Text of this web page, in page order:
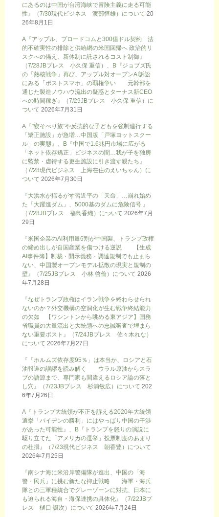
にあるのは中国が台湾海峡で冒険主義に走る可能
性』（7/30現代ビジネス 渡部恒雄）について 20
26年8月1日
A『アップル、ブロードコムと300億ドル契約 法
的不確実性の排除と供給網の米国回帰へ 政治的リ
スクへの備え、新体制に託されるコスト制御』
（7/28JBプレス 小久保 重信）、B『ジョブズ氏
の「熱核戦争」再び、アップル対オープンAI訴訟
にみる「ポストスマホ」の覇権争い 元幹部を
通じた製造ノウハウ流出の疑惑とターナス新CEO
への時間稼ぎ』（7/29JBプレス 小久保 重信）に
ついて 2026年7月31日
A『”寝そべり族”や反抗的な子どもを強制連行する
「矯正施設」が急増…中国版「戸塚ヨットスクー
ル」の実態』、B『中国で1.6兆円市場に広がる
「ネット依存矯正」ビジネスの闇…我が子を独房
に監禁・虐待する更生施設に引き渡す親たち』
（7/28現代ビジネス 上海在住のえいちゃん）に
ついて 2026年7月30日
『大洪水が揺るがす習近平の「天命」…崩れ始め
た「大躍進ダム」、5000基のダムに危険信号 』
（7/28JBプレス 福島香織）について 2026年7月
29日
『米国企業のAI利用量6割が中国製、トランプ政権
の締め出しが自国産業を傷つける逆説 【生成
AI事件簿】制裁・開示義務・調達規制でも止まら
ない、中国製オープンモデル拡散の現実と規制の
壁』（7/25JBプレス 小林 啓倫）について 2026
年7月28日
『なぜトランプ政権はイラン戦争を終わらせられ
ないのか？外交機構の空洞化が生む戦争終結能力
の欠如 【ワシントンから眺める東アジア】国務
省職員の大量流出と大統領への忠誠審査で埋まら
ない重要ポスト』（7/24JBプレス 佐々木れな）
について 2026年7月27日
『「ホルムズ依存度95％」は本当か、ロシアと石
油報道の誤謬を読み解く ウラル原油からスラ
ブの語源まで、専門家も間違えるロシア論の落と
し穴』（7/23JBプレス 杉浦敏広）について 202
6年7月26日
A『トランプ大統領が不正を訴える2020年大統領
選挙「バイデンの勝利」にはやっぱり中国の干渉
があった可能性』、B『トランプを怒りの演説に
駆り立てた「アメリカの選挙」投票制度のあまり
の杜撰』（7/23現代ビジネス 朝香豊）について
2026年7月25日
『南シナ海に米沿岸警備隊が進出、中国の「海
警・民兵」に挑む新たな抑止戦略 海軍・海兵
隊との三軍種統合でグレーゾーンに対抗、日本に
も迫られる海自・海保連携の具体化』（7/22JBプ
レス 樋口 譲次）について 2026年7月24日